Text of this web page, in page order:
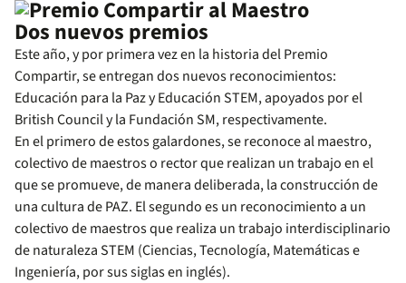
Dos nuevos premios
Este año, y por primera vez en la historia del Premio
Compartir, se entregan dos nuevos reconocimientos:
Educación para la Paz y Educación STEM, apoyados por el
British Council y la Fundación SM, respectivamente.
En el primero de estos galardones, se reconoce al maestro,
colectivo de maestros o rector que realizan un trabajo en el
que se promueve, de manera deliberada, la construcción de
una cultura de PAZ. El segundo es un reconocimiento a un
colectivo de maestros que realiza un trabajo interdisciplinario
de naturaleza STEM (Ciencias, Tecnología, Matemáticas e
Ingeniería, por sus siglas en inglés).